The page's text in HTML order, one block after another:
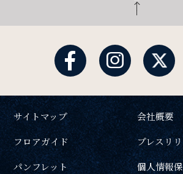
FAQ
SDGs
SDGsへの取り組み
一部屋あたりのご利用人数
ご利用部屋数
検索
サイトマップ
会社概要
フロアガイド
プレスリ
パンフレット
個人情報